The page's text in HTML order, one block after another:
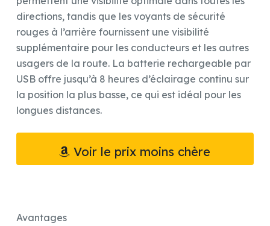
directions, tandis que les voyants de sécurité
rouges à l’arrière fournissent une visibilité
supplémentaire pour les conducteurs et les autres
usagers de la route. La batterie rechargeable par
USB offre jusqu’à 8 heures d’éclairage continu sur
la position la plus basse, ce qui est idéal pour les
longues distances.
Voir le prix moins chère
Avantages